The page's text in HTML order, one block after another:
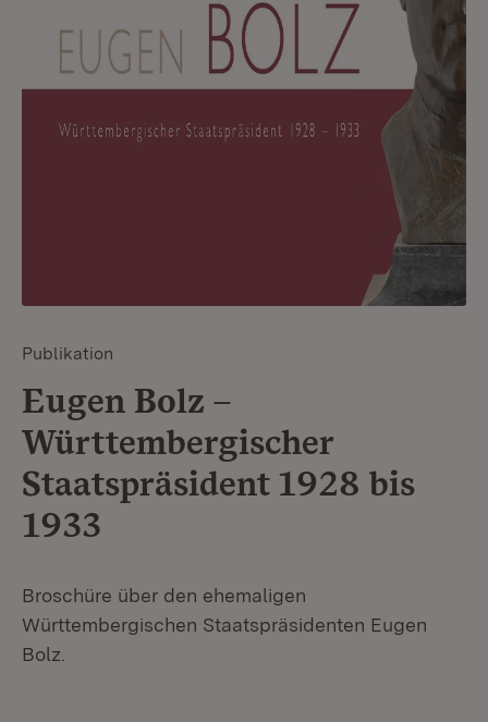
Publikation
Eugen Bolz –
Württembergischer
Staatspräsident 1928 bis
1933
Broschüre über den ehemaligen
Württembergischen Staatspräsidenten Eugen
Bolz.